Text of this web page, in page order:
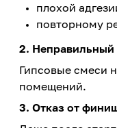
плохой
повторному
2.
Гипсовые смеси
помещений.
3. Отказ от